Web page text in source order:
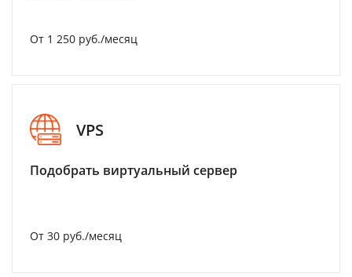
От 1 250 руб./месяц
VPS
Подобрать виртуальный сервер
От 30 руб./месяц